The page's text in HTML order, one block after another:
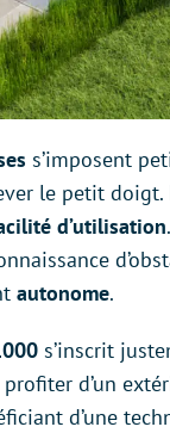
s’imposent
le petit
d’utilisation
autonome.
s’inscrit
d’un
d’une